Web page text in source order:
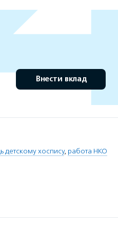
Внести вклад
детскому хоспису, работа НКО